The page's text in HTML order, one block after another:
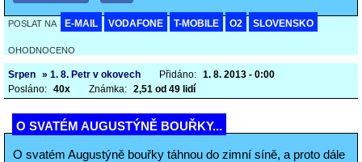
POSLAT NA E-MAIL VODAFONE T-MOBILE O2 SLOVENSKO
OHODNOCENO
Srpen » 1. 8. Petr v okovech Přidáno: 1. 8. 2013 - 0:00
Posláno: 40x Známka: 2,51 od 49 lidí
O SVATÉM AUGUSTÝNĚ BOUŘKY...
O svatém Augustýně bouřky táhnou do zimní síně, a proto dále